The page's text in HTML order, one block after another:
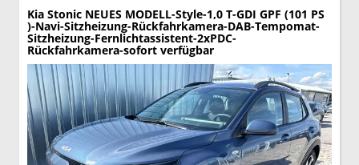
Kia Stonic NEUES MODELL-Style-1,0 T-GDI GPF (101 PS
)-Navi-Sitzheizung-Rückfahrkamera-DAB-Tempomat-
Sitzheizung-Fernlichtassistent-2xPDC-
Rückfahrkamera-sofort verfügbar